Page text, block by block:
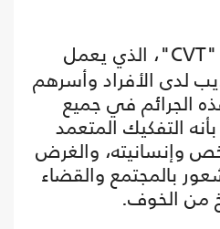
"CVT"، الذي يعمل
لدى الأفراد وأسرهم
الجرائم في جميع
التفكيك المتعمد
وإنسانيته، والغرض
بالمجتمع والقضاء
من الخوف.